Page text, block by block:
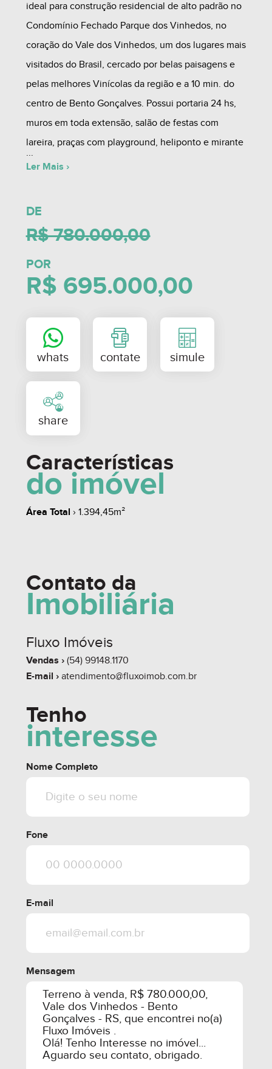
ideal para construção residencial de alto padrão no
Condomínio Fechado Parque dos Vinhedos, no
coração do Vale dos Vinhedos, um dos lugares mais
visitados do Brasil, cercado por belas paisagens e
pelas melhores Vinícolas da região e a 10 min. do
centro de Bento Gonçalves. Possui portaria 24 hs,
muros em toda extensão, salão de festas com
lareira, praças com playground, heliponto e mirante
com vista panorâmica.
Obs: Valor e disponibilidade sujeitos a alteração
sem prévio aviso.
Ler Mais ›
DE
R$ 780.000,00
POR
R$ 695.000,00
share
Características
do imóvel
Área Total › 1.394,45m²
Contato da
Imobiliária
Fluxo Imóveis
Vendas › (54) 99148.1170
E-mail › atendimento@fluxoimob.com.br
Tenho
interesse
Nome Completo
Fone
E-mail
Mensagem